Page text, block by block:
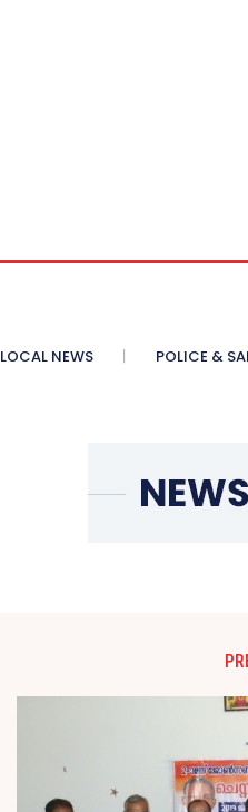
LOCAL NEWS POLICE &